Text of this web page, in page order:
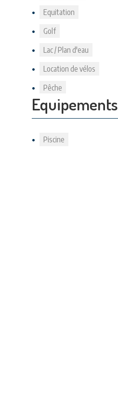
Equitation
Golf
Lac / Plan d'eau
Location de vélos
Pêche
Equipements
Piscine